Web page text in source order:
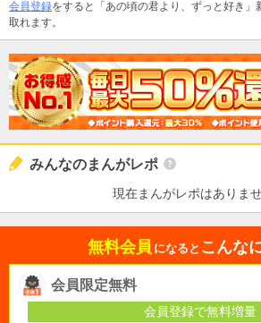
会員登録をすると「あの頃の君より、ずっと好き」
取れます。
みんなのまんがレポ
現在まんがレポはありませ
無料会員 になると こんな
会員限定無料
会員登録で無料増量